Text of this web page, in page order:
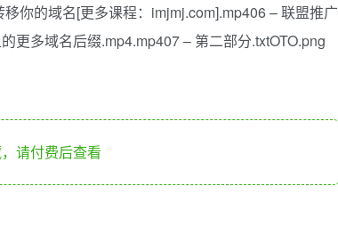
你的域名[更多课程：imjmj.com].mp406 – 联盟推广
更多域名后缀.mp4.mp407 – 第二部分.txtOTO.png
请付费后查看